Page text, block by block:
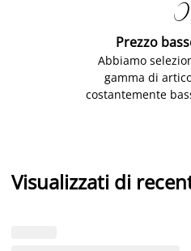

Prezzo
Abbiamo
gamma di
costantemente
Visualizzati di